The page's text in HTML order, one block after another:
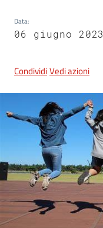
Servizi
on-
Tutti
gli
argomenti
Data:
06 giugno 2023
CondividiVedi azioni